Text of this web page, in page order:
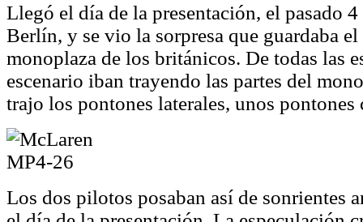
Llegó el día de la presentación, el pasado
Berlín, y se vio la sorpresa que guardaba
monoplaza de los británicos. De todas las
escenario iban trayendo las partes del
trajo los pontones laterales, unos pontones
Los dos pilotos posaban así de sonrientes